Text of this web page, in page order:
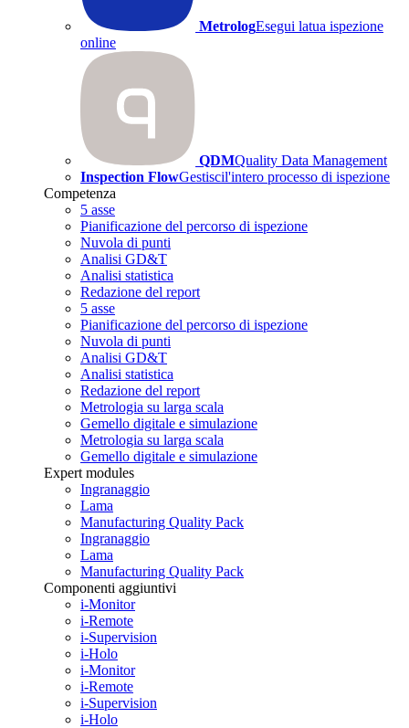
MetrologEsegui latua ispezione
online
QDMQuality Data Management
Inspection FlowGestiscil'intero processo di ispezione
Competenza
5 asse
Pianificazione del percorso di ispezione
Nuvola di punti
Analisi GD&T
Analisi statistica
Redazione del report
5 asse
Pianificazione del percorso di ispezione
Nuvola di punti
Analisi GD&T
Analisi statistica
Redazione del report
Metrologia su larga scala
Gemello digitale e simulazione
Metrologia su larga scala
Gemello digitale e simulazione
Expert modules
Ingranaggio
Lama
Manufacturing Quality Pack
Ingranaggio
Lama
Manufacturing Quality Pack
Componenti aggiuntivi
i-Monitor
i-Remote
i-Supervision
i-Holo
i-Monitor
i-Remote
i-Supervision
i-Holo